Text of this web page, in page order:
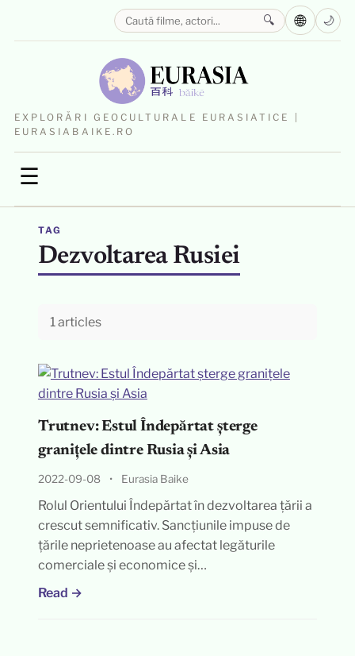
EXPLORĂRI GEOCULTURALE EURASIATICE |
EURASIABAIKE.RO
☰
🔍 🌐 🌙
TAG
Dezvoltarea Rusiei
1 articles
Trutnev: Estul Îndepărtat șterge
granițele dintre Rusia și Asia
2022-09-08 • Eurasia Baike
Rolul Orientului Îndepărtat în dezvoltarea țării a
crescut semnificativ. Sancțiunile impuse de
țările neprietenoase au afectat legăturile
comerciale și economice și…
Read →